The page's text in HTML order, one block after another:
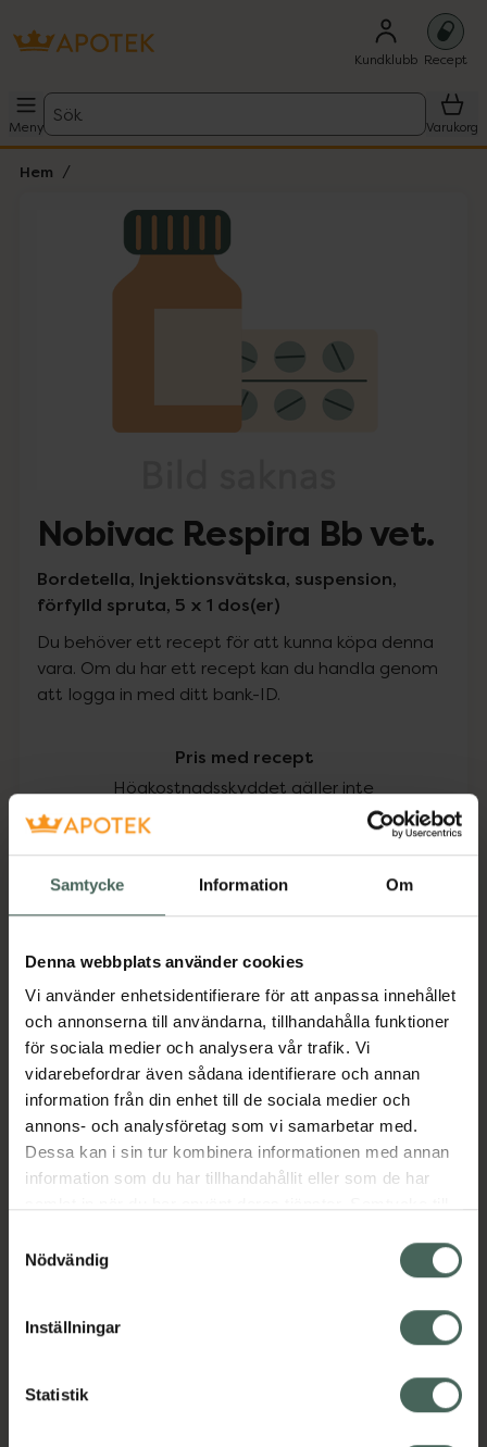
Samtycke Information Om
Denna webbplats använder cookies
Vi använder enhetsidentifierare för att anpassa innehållet
och annonserna till användarna, tillhandahålla funktioner
för sociala medier och analysera vår trafik. Vi
vidarebefordrar även sådana identifierare och annan
information från din enhet till de sociala medier och
annons- och analysföretag som vi samarbetar med.
Dessa kan i sin tur kombinera informationen med annan
information som du har tillhandahållit eller som de har
återkalla ditt samtycke via webbplatsens
cookieinställningar. Ett återkallat samtycke påverkar inte
lagligheten av behandling som skett innan återkallelsen.
Nödvändig
Inställningar
Statistik
Kundklubb Recept
Meny
Sök
Varukorg
Hem
Lista: . Innehåller 1 objekt.
Nobivac Respira Bb vet.
Bordetella, Injektionsvätska, suspension,
förfylld spruta, 5 x 1 dos(er)
Du behöver ett recept för att kunna köpa denna
vara. Om du har ett recept kan du handla genom
att logga in med ditt bank-ID.
Pris med recept
Högkostnadsskyddet gäller inte
638,43 kr
I apotek:638,43 kr
Aktuella erbjudanden
Beskrivning Dölj
EAN:08713184225603
Kronans Apotek finns här för dig. Du hittar oss från Skåne i
syd till Lappland i norr, och online i mobilen och på
hjälpa just dig att må lite bättre. Välkommen att prata